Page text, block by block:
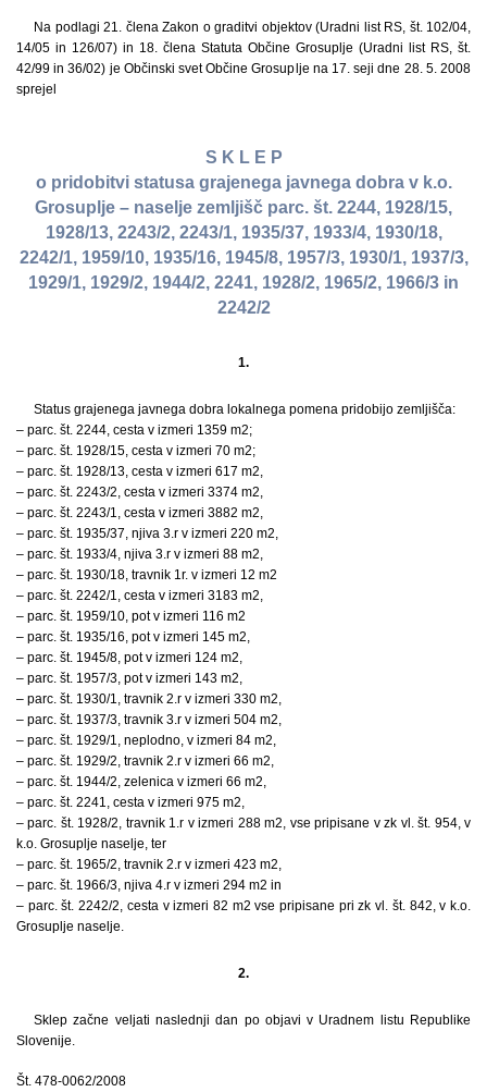
Na podlagi 21. člena Zakon o graditvi objektov (Uradni list RS, št. 102/04,
14/05 in 126/07) in 18. člena Statuta Občine Grosuplje (Uradni list RS, št.
42/99 in 36/02) je Občinski svet Občine Grosuplje na 17. seji dne 28. 5. 2008
sprejel
S K L E P
o pridobitvi statusa grajenega javnega dobra v k.o.
Grosuplje – naselje zemljišč parc. št. 2244, 1928/15,
1928/13, 2243/2, 2243/1, 1935/37, 1933/4, 1930/18,
2242/1, 1959/10, 1935/16, 1945/8, 1957/3, 1930/1, 1937/3,
1929/1, 1929/2, 1944/2, 2241, 1928/2, 1965/2, 1966/3 in
2242/2
1.
Status grajenega javnega dobra lokalnega pomena pridobijo zemljišča:
– parc. št. 2244, cesta v izmeri 1359 m2;
– parc. št. 1928/15, cesta v izmeri 70 m2;
– parc. št. 1928/13, cesta v izmeri 617 m2,
– parc. št. 2243/2, cesta v izmeri 3374 m2,
– parc. št. 2243/1, cesta v izmeri 3882 m2,
– parc. št. 1935/37, njiva 3.r v izmeri 220 m2,
– parc. št. 1933/4, njiva 3.r v izmeri 88 m2,
– parc. št. 1930/18, travnik 1r. v izmeri 12 m2
– parc. št. 2242/1, cesta v izmeri 3183 m2,
– parc. št. 1959/10, pot v izmeri 116 m2
– parc. št. 1935/16, pot v izmeri 145 m2,
– parc. št. 1945/8, pot v izmeri 124 m2,
– parc. št. 1957/3, pot v izmeri 143 m2,
– parc. št. 1930/1, travnik 2.r v izmeri 330 m2,
– parc. št. 1937/3, travnik 3.r v izmeri 504 m2,
– parc. št. 1929/1, neplodno, v izmeri 84 m2,
– parc. št. 1929/2, travnik 2.r v izmeri 66 m2,
– parc. št. 1944/2, zelenica v izmeri 66 m2,
– parc. št. 2241, cesta v izmeri 975 m2,
– parc. št. 1928/2, travnik 1.r v izmeri 288 m2, vse pripisane v zk vl. št. 954, v
k.o. Grosuplje naselje, ter
– parc. št. 1965/2, travnik 2.r v izmeri 423 m2,
– parc. št. 1966/3, njiva 4.r v izmeri 294 m2 in
– parc. št. 2242/2, cesta v izmeri 82 m2 vse pripisane pri zk vl. št. 842, v k.o.
Grosuplje naselje.
2.
Sklep začne veljati naslednji dan po objavi v Uradnem listu Republike
Slovenije.
Št. 478-0062/2008